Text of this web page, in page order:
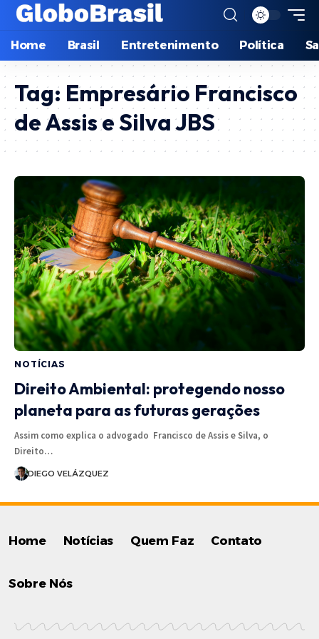
Home Brasil Entretenimento Política
Tag: Empresário Francisco
de Assis e Silva JBS
NOTÍCIAS
Direito Ambiental: protegendo nosso
planeta para as futuras gerações
Assim como explica o advogado Francisco de Assis e Silva, o
Direito…
DIEGO VELÁZQUEZ
Home Notícias Quem Faz Contato
Sobre Nós